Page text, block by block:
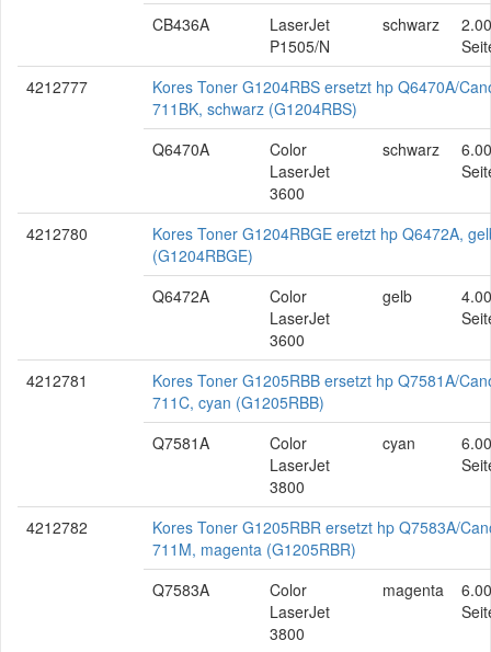
CB436A
LaserJet
P1505/N
schwarz
4212777
Kores Toner G1204RBS ersetzt hp Q6470A/
711BK, schwarz (G1204RBS)
Q6470A
Color
LaserJet
3600
schwarz
4212780
Kores Toner G1204RBGE eretzt hp Q6472A,
(G1204RBGE)
Q6472A
Color
LaserJet
3600
gelb
4212781
Kores Toner G1205RBB ersetzt hp Q7581A/
711C, cyan (G1205RBB)
Q7581A
Color
LaserJet
3800
cyan
4212782
Kores Toner G1205RBR ersetzt hp Q7583A/
711M, magenta (G1205RBR)
Q7583A
Color
LaserJet
3800
magenta